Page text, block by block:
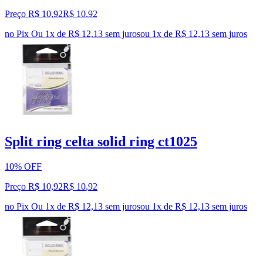
Preço R$ 10,92R$ 10,92
no Pix Ou 1x de R$ 12,13 sem jurosou 1x de R$ 12,13 sem juros
Split ring celta solid ring ct1025
10% OFF
Preço R$ 10,92R$ 10,92
no Pix Ou 1x de R$ 12,13 sem jurosou 1x de R$ 12,13 sem juros